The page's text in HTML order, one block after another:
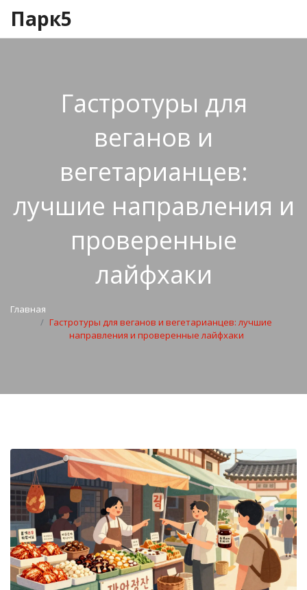
Парк5
Гастротуры для
веганов и
вегетарианцев:
лучшие направления и
проверенные
лайфхаки
Главная
Гастротуры для веганов и вегетарианцев: лучшие
направления и проверенные лайфхаки